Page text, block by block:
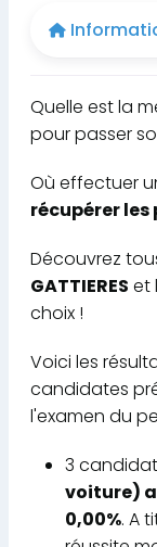
Quelle est la
pour passer
Où effectuer
récupérer les
Découvrez
GATTIERES et
choix !
Voici les
candidates
l'examen du
3
voiture)
0,00%. A